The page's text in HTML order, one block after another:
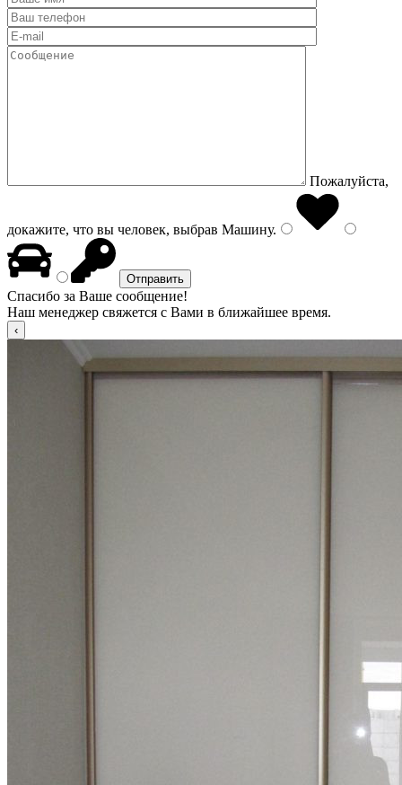
Пожалуйста,
докажите, что вы человек, выбрав Машину.
Спасибо за Ваше сообщение!
Наш менеджер свяжется с Вами в ближайшее время.